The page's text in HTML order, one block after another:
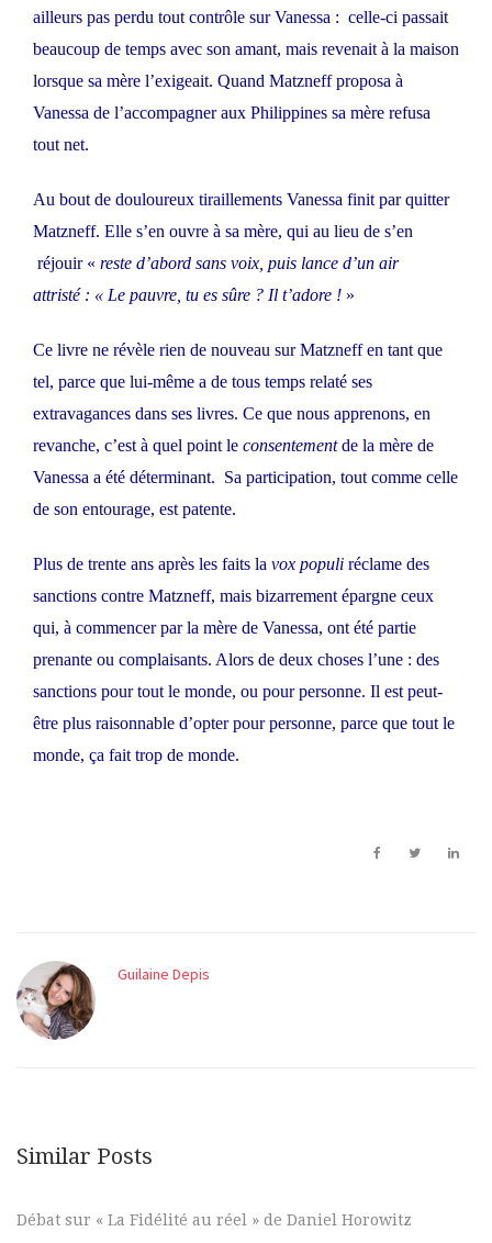
ailleurs pas perdu tout contrôle sur Vanessa : celle-ci passait
beaucoup de temps avec son amant, mais revenait à la maison
lorsque sa mère l’exigeait. Quand Matzneff proposa à
Vanessa de l’accompagner aux Philippines sa mère refusa
tout net.
Au bout de douloureux tiraillements Vanessa finit par quitter
Matzneff. Elle s’en ouvre à sa mère, qui au lieu de s’en
réjouir « reste d’abord sans voix, puis lance d’un air
attristé : « Le pauvre, tu es sûre ? Il t’adore ! »
Ce livre ne révèle rien de nouveau sur Matzneff en tant que
tel, parce que lui-même a de tous temps relaté ses
extravagances dans ses livres. Ce que nous apprenons, en
revanche, c’est à quel point le consentementde la mère de
Vanessa a été déterminant. Sa participation, tout comme celle
de son entourage, est patente.
Plus de trente ans après les faits la vox populi réclame des
sanctions contre Matzneff, mais bizarrement épargne ceux
qui, à commencer par la mère de Vanessa, ont été partie
prenante ou complaisants. Alors de deux choses l’une : des
sanctions pour tout le monde, ou pour personne. Il est peut-
être plus raisonnable d’opter pour personne, parce que tout le
monde, ça fait trop de monde.
Guilaine Depis
Similar Posts
Débat sur « La Fidélité au réel » de Daniel Horowitz